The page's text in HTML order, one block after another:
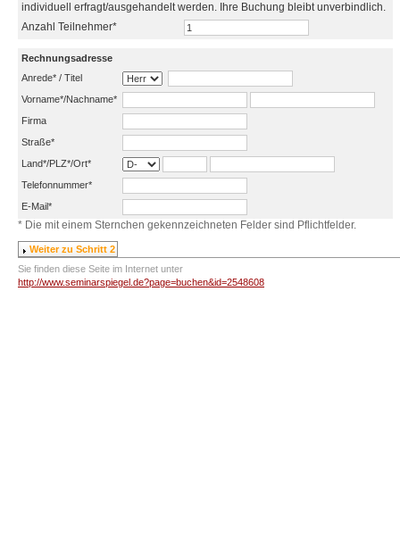
individuell erfragt/ausgehandelt werden. Ihre Buchung bleibt unverbindlich.
Anzahl Teilnehmer*
Rechnungsadresse
Anrede* / Titel
Vorname*/Nachname*
Firma
Straße*
Land*/PLZ*/Ort*
Telefonnummer*
E-Mail*
* Die mit einem Sternchen gekennzeichneten Felder sind Pflichtfelder.
Sie finden diese Seite im Internet unter
http://www.seminarspiegel.de?page=buchen&id=2548608